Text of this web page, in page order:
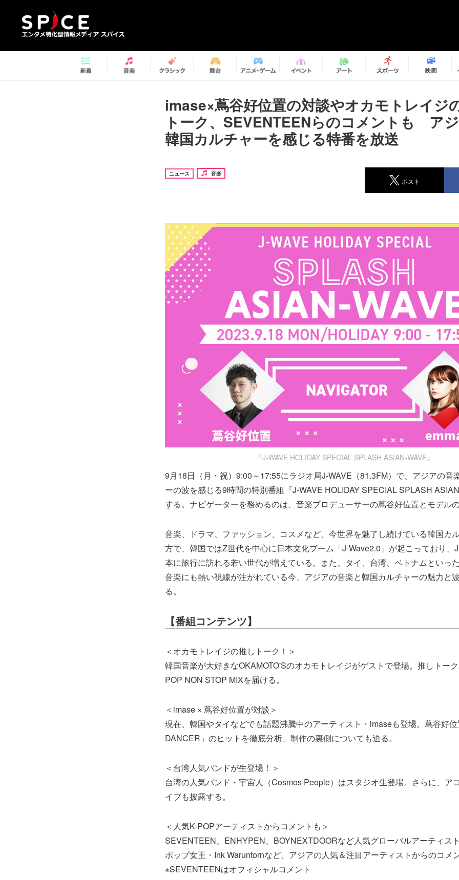
imase×蔦谷好位置の対談やオカモトレイジ
トーク、SEVENTEENらのコメントも ア
韓国カルチャーを感じる特番を放送
ニュース 音楽
ポスト
『J-WAVE HOLIDAY SPECIAL SPLASH ASIAN-WAVE』
9月18日（月・祝）9:00～17:55にラジオ局J-WAVE（81.3FM）で、アジアの音
ーの波を感じる9時間の特別番組『J-WAVE HOLIDAY SPECIAL SPLASH
する。ナビゲーターを務めるのは、音楽プロデューサーの蔦谷好位置とモデル
音楽、ドラマ、ファッション、コスメなど、今世界を魅了し続けている韓国カ
方で、韓国ではZ世代を中心に日本文化ブーム「J-Wave2.0」が起こっており、
本に旅行に訪れる若い世代が増えている。また、タイ、台湾、ベトナムといっ
音楽にも熱い視線が注がれている今、アジアの音楽と韓国カルチャーの魅力と
る。
【番組コンテンツ】
＜オカモトレイジの推しトーク！＞
韓国音楽が大好きなOKAMOTO'Sのオカモトレイジがゲストで登場。推しトー
POP NON STOP MIXを届ける。
＜imase × 蔦谷好位置が対談＞
現在、韓国やタイなどでも話題沸騰中のアーティスト・imaseも登場。蔦谷好
DANCER」のヒットを徹底分析、制作の裏側についても迫る。
＜台湾人気バンドが生登場！＞
台湾の人気バンド・宇宙人（Cosmos People）はスタジオ生登場。さらに、ア
イブも披露する。
＜人気K-POPアーティストからコメントも＞
SEVENTEEN、ENHYPEN、BOYNEXTDOORなど人気グローバルアーティス
ポップ女王・Ink Waruntornなど、アジアの人気＆注目アーティストからのコメ
※SEVENTEENはオフィシャルコメント